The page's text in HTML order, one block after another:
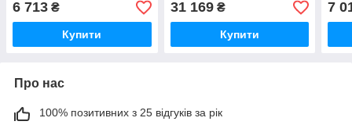
6 713 ₴
Купити
SPEP
31 169₴
Купити
7
Про нас
100% позитивних з 25 відгуків за рік